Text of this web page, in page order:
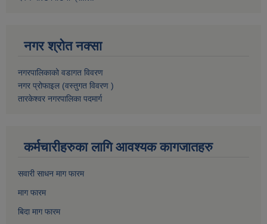
नगर श्रोत नक्सा
नगरपालिकाको वडागत विवरण
नगर प्रोफाइल (वस्तुगत विवरण )
तारकेश्वर नगरपालिका पदमार्ग
कर्मचारीहरुका लागि आवश्यक कागजातहरु
सवारी साधन माग फारम
माग फारम
बिदा माग फारम